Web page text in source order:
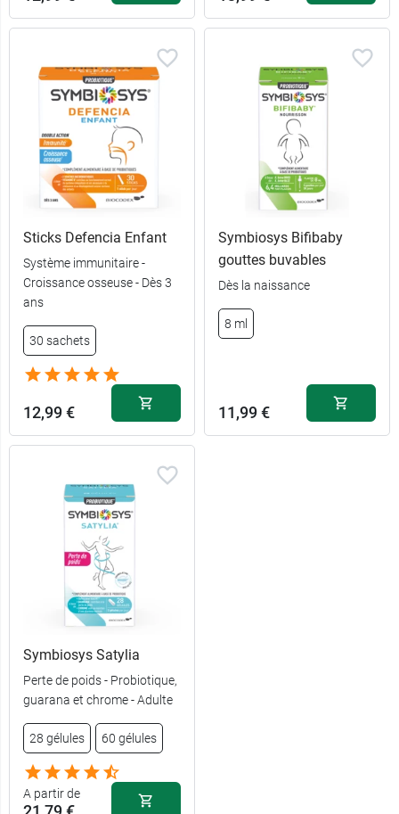
Sticks Defencia Enfant
Système immunitaire -
Croissance osseuse - Dès 3
ans
30 sachets
12,99 €
Symbiosys Bifibaby
gouttes buvables
Dès la naissance
8 ml
11,99 €
Symbiosys Satylia
Perte de poids - Probiotique,
guarana et chrome - Adulte
28 gélules 60 gélules
A partir de